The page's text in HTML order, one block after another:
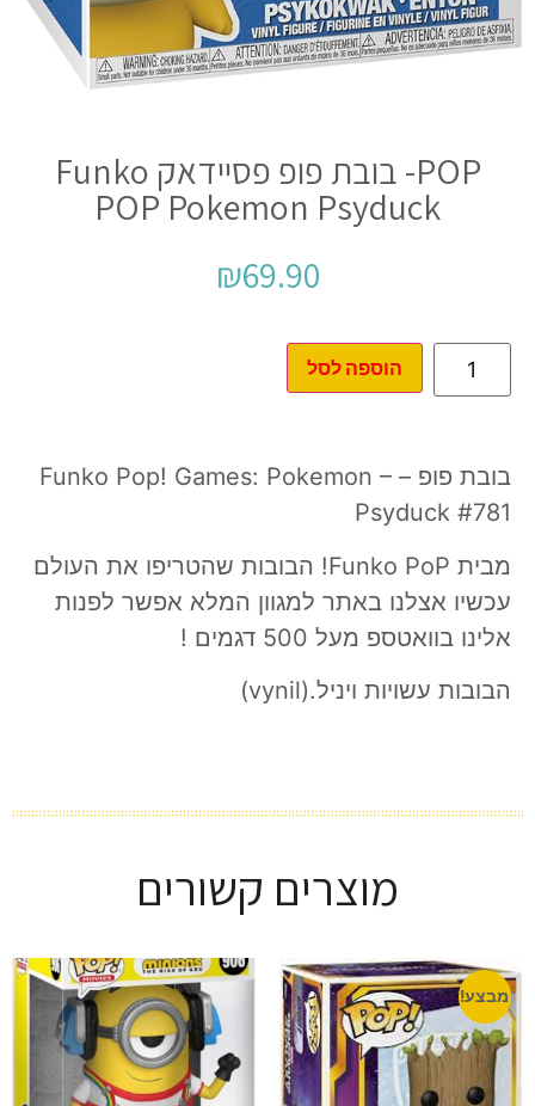
POP- בובת פופ פסיידאק Funko
POP Pokemon Psyduck
₪69.90
הוספה לסל
בובת פופ – Funko Pop! Games: Pokemon –
Psyduck #781
מבית Funko PoP! הבובות שהטריפו את העולם
עכשיו אצלנו באתר למגוון המלא אפשר לפנות
אלינו בוואטספ מעל 500 דגמים !
הבובות עשויות ויניל.(vynil)
מוצרים קשורים
מבצע!